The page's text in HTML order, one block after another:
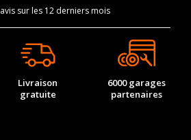
sur les 12 derniers mois
Livraison
gratuite
6000 garages
partenaires